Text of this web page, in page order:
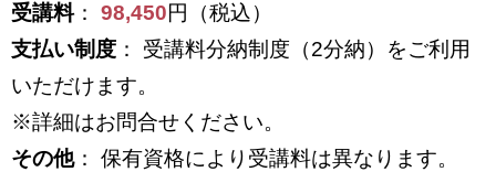
受講料： 98,450円（税込）
支払い制度 ： 受講料分納制度（2分納）をご利用
いただけます。
※詳細はお問合せください。
その他： 保有資格により受講料は異なります。